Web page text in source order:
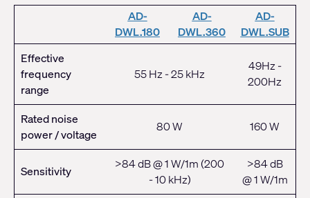
AD-
DWL.180
AD-
DWL.360
AD-
DWL.SUB
Effective
frequency
range
55 Hz - 25 kHz
49Hz -
200Hz
Rated noise
power / voltage
80 W 160 W
Sensitivity
>84 dB @ 1 W/1m (200
- 10 kHz)
>84 dB
@ 1 W/1m